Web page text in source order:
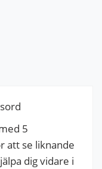
5
att se liknande
dig vidare i